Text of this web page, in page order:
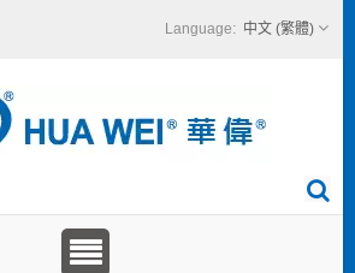
中文 (繁體)